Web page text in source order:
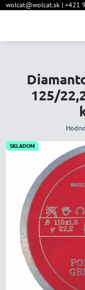
wolcat@wolcat.sk | +421
SKLADOM
125/